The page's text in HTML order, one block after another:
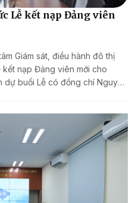
Lễ kết nạp Đảng viên
Giám sát, điều hành đô thị
kết nạp Đảng viên mới cho
dự buổi Lễ có đồng chí Nguyễn
các đồng chí Đảng viên Chi bộ